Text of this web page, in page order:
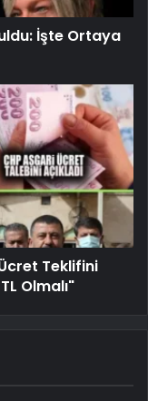
İşte Ortaya
Teklifini
Olmalı"